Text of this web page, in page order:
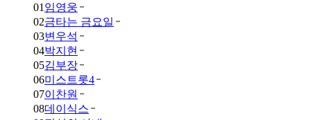
01 임영웅
02금타는 금요일
03변우석
04박지현
05김부장
06미스트롯4
07이찬원
08데이식스